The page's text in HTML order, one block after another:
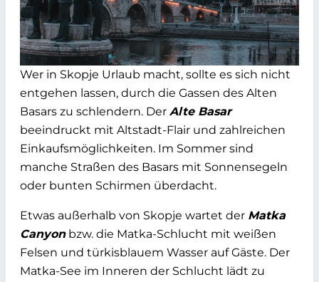
Wer in Skopje Urlaub macht, sollte es sich nicht
entgehen lassen, durch die Gassen des Alten
Basars zu schlendern. Der Alte Basar
beeindruckt mit Altstadt-Flair und zahlreichen
Einkaufsmöglichkeiten. Im Sommer sind
manche Straßen des Basars mit Sonnensegeln
oder bunten Schirmen überdacht.
Etwas außerhalb von Skopje wartet der Matka
Canyonbzw. die Matka-Schlucht mit weißen
Felsen und türkisblauem Wasser auf Gäste. Der
Matka-See im Inneren der Schlucht lädt zu